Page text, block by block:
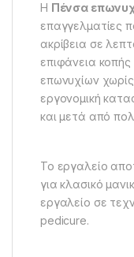
Η Πένσα
επαγγελματίες
ακρίβεια σε
επιφάνεια
επωνυχίων
εργονομική
και μετά από
Το εργαλείο
για κλασικό
εργαλείο σε
pedicure.